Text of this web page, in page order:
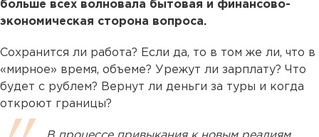
больше всех волновала бытовая и финансово-
экономическая сторона вопроса.
Сохранится ли работа? Если да, то в том же ли, что в
«мирное» время, объеме? Урежут ли зарплату? Что
будет с рублем? Вернут ли деньги за туры и когда
откроют границы?